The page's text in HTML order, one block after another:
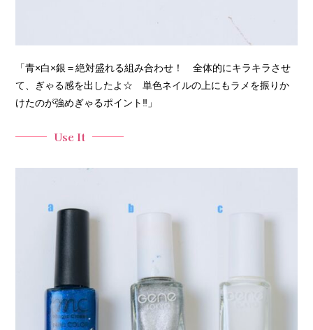
「青×白×銀＝絶対盛れる組み合わせ！ 全体的にキラキラさせ
て、ぎゃる感を出したよ☆ 単色ネイルの上にもラメを振りか
けたのが強めぎゃるポイント‼︎」
Use It